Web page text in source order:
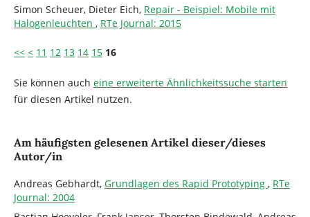
Simon Scheuer, Dieter Eich, Repair - Beispiel: Mobile mit
Halogenleuchten , RTe Journal: 2015
<< < 11 12 13 14 15 16
Sie können auch eine erweiterte Ähnlichkeitssuche starten
für diesen Artikel nutzen.
Am häufigsten gelesenen Artikel dieser/dieses
Autor/in
Andreas Gebhardt, Grundlagen des Rapid Prototyping , RTe
Journal: 2004